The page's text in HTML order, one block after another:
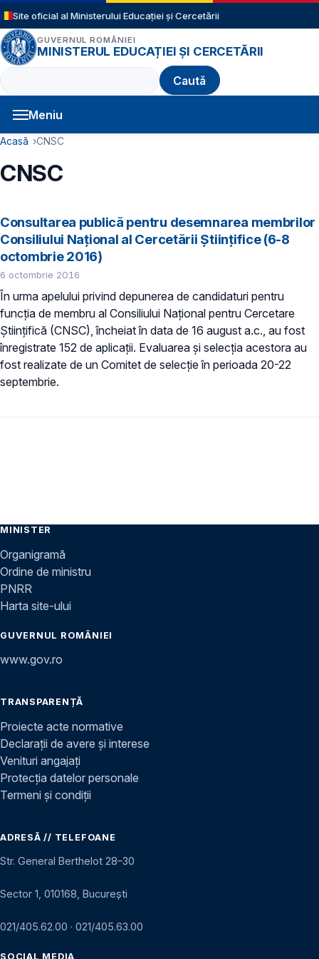
Sari la conținutul principal
Site oficial al Ministerului Educației și Cercetării
GUVERNUL ROMÂNIEI
MINISTERUL EDUCAȚIEI ȘI CERCETĂRII
Caută
Meniu
Navigație principală
Cale de navigare
Acasă CNSC
CNSC
Consultarea publică pentru desemnarea membrilor
Consiliului Naţional al Cercetării Ştiinţifice (6-8
octombrie 2016)
6 octombrie 2016
În urma apelului privind depunerea de candidaturi pentru
funcţia de membru al Consiliului Naţional pentru Cercetare
Ştiinţifică (CNSC), încheiat în data de 16 august a.c., au fost
înregistrate 152 de aplicații. Evaluarea şi selecţia acestora au
fost realizate de un Comitet de selecţie în perioada 20-22
septembrie.
MINISTER
Organigramă
Ordine de ministru
PNRR
Harta site-ului
GUVERNUL ROMÂNIEI
www.gov.ro
TRANSPARENȚĂ
Proiecte acte normative
Declarații de avere și interese
Venituri angajați
Protecția datelor personale
Termeni și condiții
ADRESĂ // TELEFOANE
Str. General Berthelot 28–30
Sector 1, 010168, București
021/405.62.00 · 021/405.63.00
SOCIAL MEDIA